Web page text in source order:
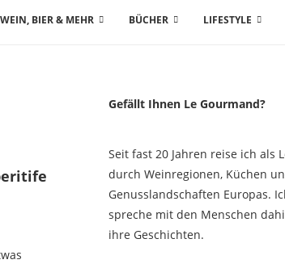
WEIN, BIER & MEHR BÜCHER LIFESTYLE
Gefällt Ihnen Le Gourmand?
Seit fast 20 Jahren reise ich als
durch Weinregionen, Küchen
Genusslandschaften Europas.
spreche mit den Menschen
ihre Geschichten.